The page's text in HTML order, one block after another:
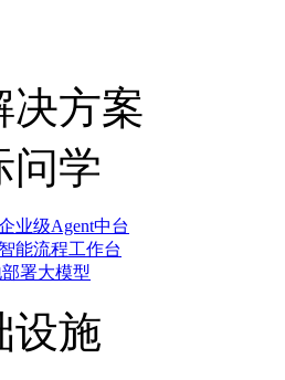
决方案
问学
业级Agent中台
能流程工作台
署大模型
设施